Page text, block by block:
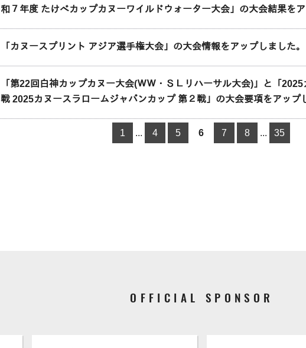
和７年度 たけべカップカヌーワイルドウォーター大会」の大会結果をア
「カヌースプリント アジア選手権大会」の大会情報をアップしました。
「第22回白神カップカヌー大会(ＷＷ・ＳＬリハーサル大会)」と「
戦 2025カヌースラロームジャパンカップ 第２戦」の大会要項をアップ
1 ... 4 5 6 7 8 ... 35
OFFICIAL SPONSOR